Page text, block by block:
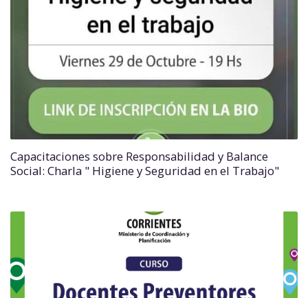
Capacitaciones sobre Responsabilidad y Balance
Social: Charla " Higiene y Seguridad en el Trabajo"